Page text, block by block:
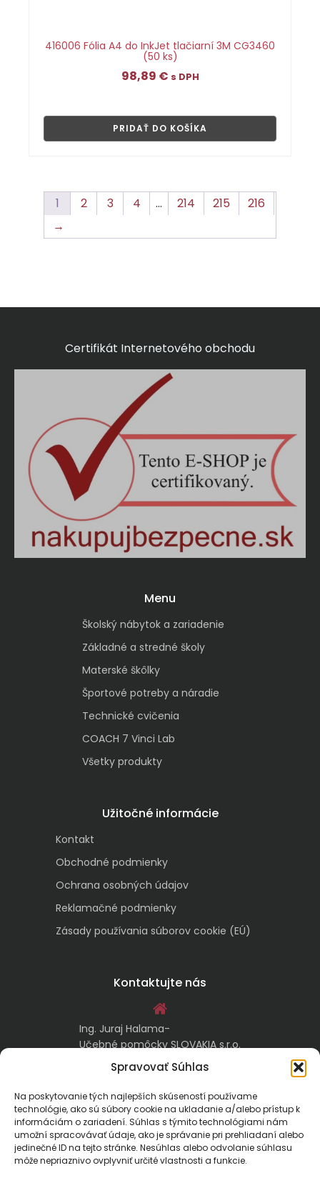
Spravovať Súhlas
Na poskytovanie tých najlepších skúseností používame
technológie, ako sú súbory cookie na ukladanie a/alebo prístup k
informáciám o zariadení. Súhlas s týmito technológiami nám
umožní spracovávať údaje, ako je správanie pri prehliadaní alebo
jedinečné ID na tejto stránke. Nesúhlas alebo odvolanie súhlasu
môže nepriaznivo ovplyvniť určité vlastnosti a funkcie.
416006 Fólia A4 do InkJet tlačiarní 3M CG3460
(50 ks)
98,89 € s DPH
PRIDAŤ DO KOŠÍKA
1 2 3 4 … 214 215
216
→
Certifikát Internetového obchodu
Menu
Školský nábytok a zariadenie
Základné a stredné školy
Materské škôlky
Športové potreby a náradie
Technické cvičenia
COACH 7 Vinci Lab
Všetky produkty
Užitočné informácie
Kontakt
Obchodné podmienky
Ochrana osobných údajov
Reklamačné podmienky
Zásady používania súborov cookie (EÚ)
Kontaktujte nás
Ing. Juraj Halama-
Učebné pomôcky SLOVAKIA s.r.o.
Malachovská 17/A
974 05 Banská Bystrica
kontakt@ucebnepomockyslovakia.sk
0917 797 357, 048/410 18 88